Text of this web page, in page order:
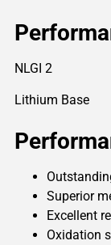
NLGI 2
Lithium Base
Superior
Excellent
Oxidation